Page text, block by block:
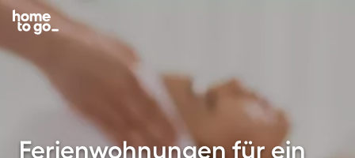
Ferienwohnungen für ein